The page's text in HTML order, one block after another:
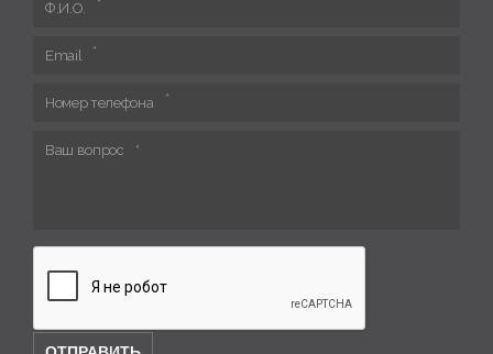
Ф.И.О.
Email
Номер телефона
Ваш вопрос